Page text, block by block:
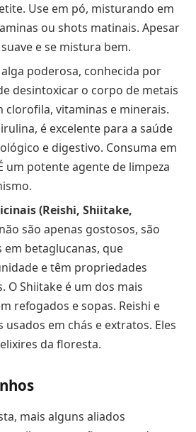
Use em pó, misturando em
ou shots matinais. Apesar
e se mistura bem.
poderosa, conhecida por
desintoxicar o corpo de metais
clorofila, vitaminas e minerais.
é excelente para a saúde
e digestivo. Consuma em
um potente agente de limpeza
(Reishi, Shiitake,
são apenas gostosos, são
em betaglucanas, que
e têm propriedades
O Shiitake é um dos mais
refogados e sopas. Reishi e
usados em chás e extratos. Eles
da floresta.
mais alguns aliados